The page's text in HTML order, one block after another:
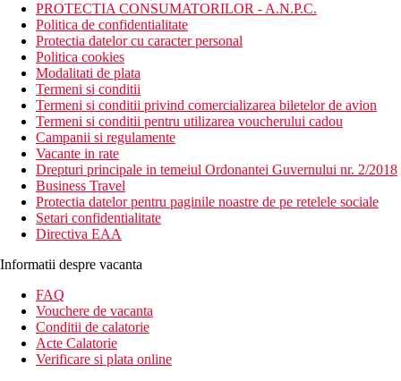
PROTECTIA CONSUMATORILOR - A.N.P.C.
Politica de confidentialitate
Protectia datelor cu caracter personal
Politica cookies
Modalitati de plata
Termeni si conditii
Termeni si conditii privind comercializarea biletelor de avion
Termeni si conditii pentru utilizarea voucherului cadou
Campanii si regulamente
Vacante in rate
Drepturi principale in temeiul Ordonantei Guvernului nr. 2/2018
Business Travel
Protectia datelor pentru paginile noastre de pe retelele sociale
Setari confidentialitate
Directiva EAA
Informatii despre vacanta
FAQ
Vouchere de vacanta
Conditii de calatorie
Acte Calatorie
Verificare si plata online